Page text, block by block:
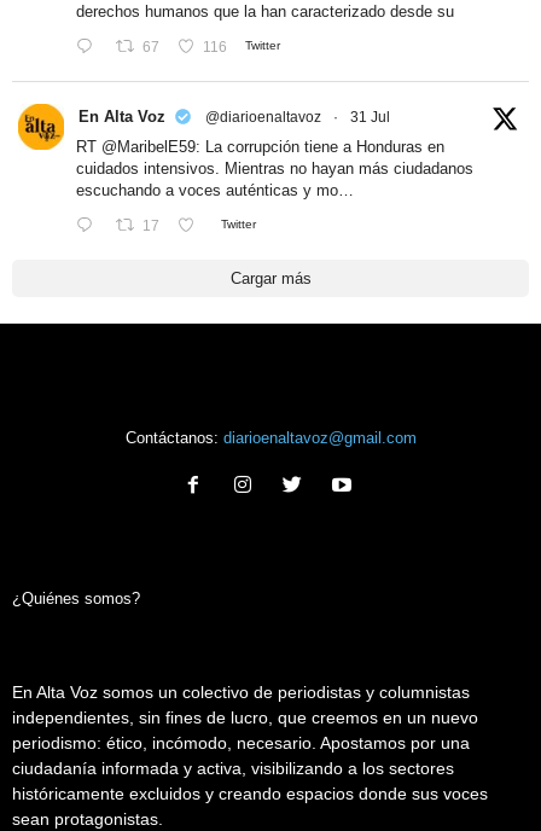
derechos humanos que la han caracterizado desde su
67 116 Twitter
En Alta Voz @diarioenaltavoz · 31 Jul
RT @MaribelE59: La corrupción tiene a Honduras en
cuidados intensivos. Mientras no hayan más ciudadanos
escuchando a voces auténticas y mo…
17 Twitter
Cargar más
Contáctanos: diarioenaltavoz@gmail.com
¿Quiénes somos?
En Alta Voz somos un colectivo de periodistas y columnistas
independientes, sin fines de lucro, que creemos en un nuevo
periodismo: ético, incómodo, necesario. Apostamos por una
ciudadanía informada y activa, visibilizando a los sectores
históricamente excluidos y creando espacios donde sus voces
sean protagonistas.